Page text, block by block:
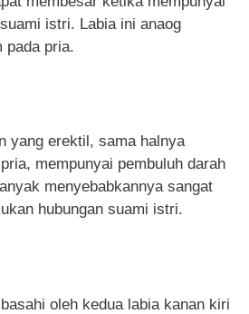
istri. Labia ini anaog
pada pria.
yang erektil, sama halnya
mempunyai pembuluh darah
menyebabkannya sangat
hubungan suami istri.
oleh kedua labia kanan kiri